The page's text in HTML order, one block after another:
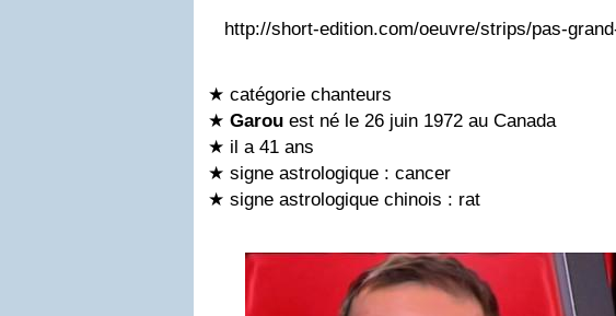
http://short-edition.com/oeuvre/strips/pas-
★ catégorie chanteurs
★ Garou est né le 26 juin 1972 au Canada
★ il a 41 ans
★ signe astrologique : cancer
★ signe astrologique chinois : rat